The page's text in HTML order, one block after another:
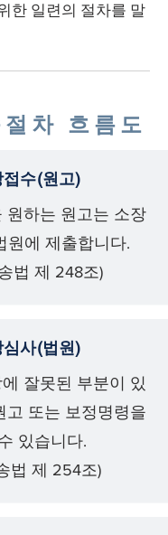
한 일련의 절차를 말
차 흐름도
접수(원고)
원하는 원고는 소장
원에 제출합니다.
법 제 248조)
심사(법원)
잘못된 부분이 있
고 또는 보정명령을
있습니다.
법 제 254조)